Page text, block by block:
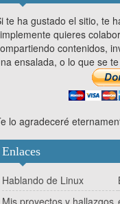
te ha gustado el sitio, te
quieres
contenidos,
ensalada, o lo que se
lo agradeceré
Enlaces
Hablando de Linux